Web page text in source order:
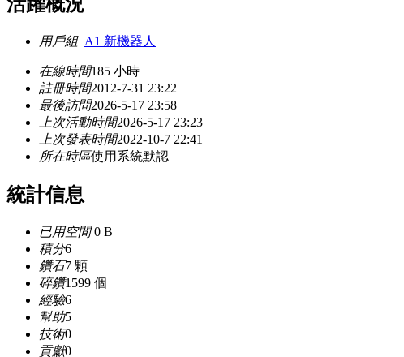
活躍概況
用戶組 A1 新機器人
在線時間185 小時
註冊時間2012-7-31 23:22
最後訪問2026-5-17 23:58
上次活動時間2026-5-17 23:23
上次發表時間2022-10-7 22:41
所在時區使用系統默認
統計信息
已用空間0 B
積分6
鑽石7 顆
碎鑽1599 個
經驗6
幫助5
技術0
貢獻0